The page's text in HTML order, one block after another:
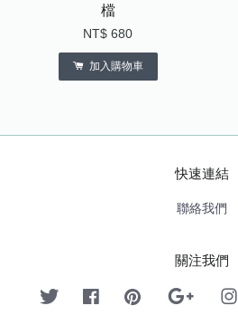
檔
NT$ 680
加入購物車
快速連結
聯絡我們
關注我們
Twitter FacebookPinterest Google